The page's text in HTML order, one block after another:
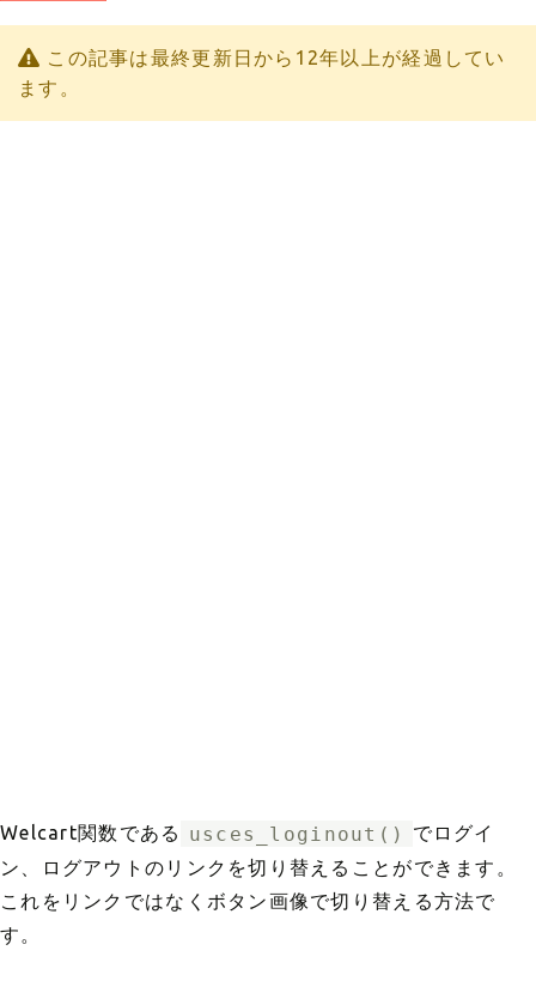
この記事は最終更新日から12年以上が経過してい
ます。
Welcart関数である usces_loginout()
でログイ
ン、ログアウトのリンクを切り替えることができます。
これをリンクではなくボタン画像で切り替える方法で
す。